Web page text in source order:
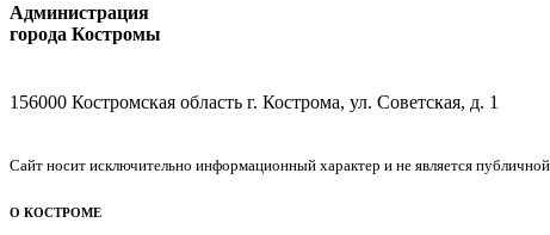
Администрация
города Костромы
156000 Костромская область г. Кострома, ул. Советская, д. 1
Сайт носит исключительно информационный характер и не является
О КОСТРОМЕ